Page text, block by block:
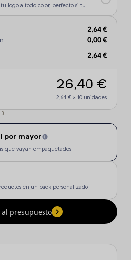
logo a todo color, perfecto si tu
2,64 €
0,00 €
2,64 €
26,40 €
2,64 € × 10 unidades
por mayor
que vayan empaquetados
en un pack personalizado
presupuesto